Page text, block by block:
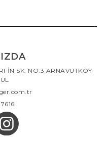
SK. NO:3 ARNAVUTKÖY